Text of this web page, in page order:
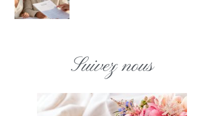
Suivez nous